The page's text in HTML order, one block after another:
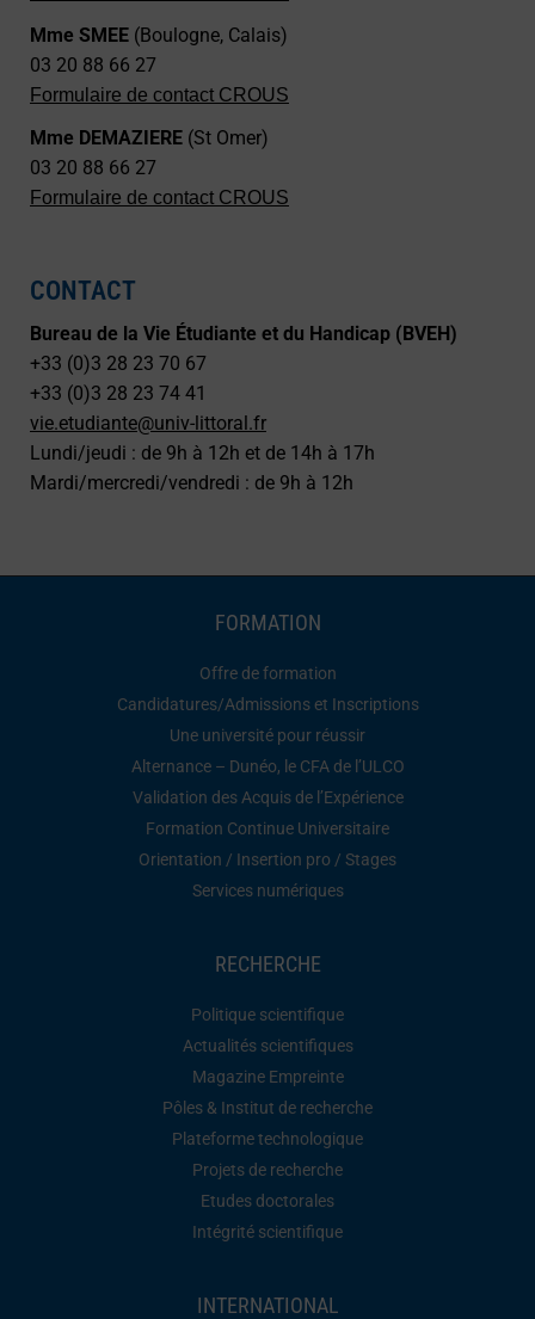
Mme SMEE (Boulogne, Calais)
03 20 88 66 27
Formulaire de contact CROUS
Mme DEMAZIERE (St Omer)
03 20 88 66 27
Formulaire de contact CROUS
CONTACT
Bureau de la Vie Étudiante et du Handicap (BVEH)
+33 (0)3 28 23 70 67
+33 (0)3 28 23 74 41
vie.etudiante@univ-littoral.fr
Lundi/jeudi : de 9h à 12h et de 14h à 17h
Mardi/mercredi/vendredi : de 9h à 12h
FORMATION
Offre de formation
Candidatures/Admissions et Inscriptions
Une université pour réussir
Alternance – Dunéo, le CFA de l’ULCO
Validation des Acquis de l’Expérience
Formation Continue Universitaire
Orientation / Insertion pro / Stages
Services numériques
RECHERCHE
Politique scientifique
Actualités scientifiques
Magazine Empreinte
Pôles & Institut de recherche
Plateforme technologique
Projets de recherche
Etudes doctorales
Intégrité scientifique
INTERNATIONAL